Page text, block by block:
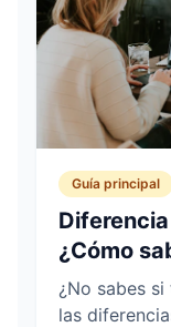
Guía principal
¿Cómo
¿No sabes
las